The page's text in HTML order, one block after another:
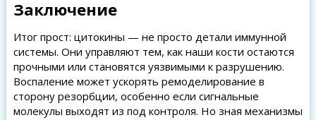
Заключение
Итог прост: цитокины — не просто детали иммунной
системы. Они управляют тем, как наши кости остаются
прочными или становятся уязвимыми к разрушению.
Воспаление может ускорять ремоделирование в
сторону резорбции, особенно если сигнальные
молекулы выходят из под контроля. Но зная механизмы